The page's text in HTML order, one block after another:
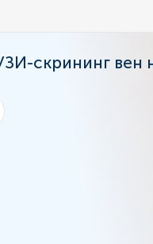
скрининг вен